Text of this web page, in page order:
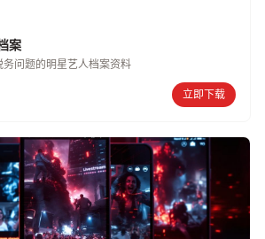
案
问题的明星艺人档案资料
立即下载